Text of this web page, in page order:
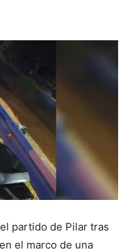
partido de Pilar tras
el marco de una